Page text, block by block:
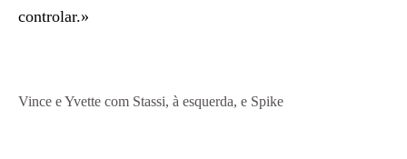
controlar.»
Vince e Yvette com Stassi, à esquerda, e Spike